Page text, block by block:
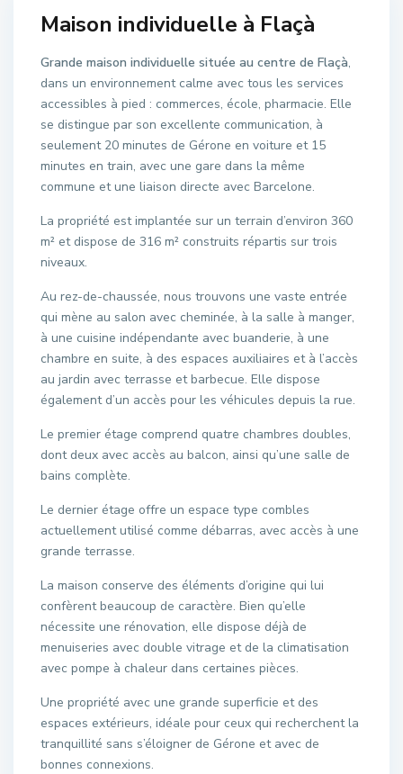
Maison individuelle à Flaçà
Grande maison individuelle située au centre de Flaçà,
dans un environnement calme avec tous les services
accessibles à pied : commerces, école, pharmacie. Elle
se distingue par son excellente communication, à
seulement 20 minutes de Gérone en voiture et 15
minutes en train, avec une gare dans la même
commune et une liaison directe avec Barcelone.
La propriété est implantée sur un terrain d’environ 360
m² et dispose de 316 m² construits répartis sur trois
niveaux.
Au rez-de-chaussée, nous trouvons une vaste entrée
qui mène au salon avec cheminée, à la salle à manger,
à une cuisine indépendante avec buanderie, à une
chambre en suite, à des espaces auxiliaires et à l’accès
au jardin avec terrasse et barbecue. Elle dispose
également d’un accès pour les véhicules depuis la rue.
Le premier étage comprend quatre chambres doubles,
dont deux avec accès au balcon, ainsi qu’une salle de
bains complète.
Le dernier étage offre un espace type combles
actuellement utilisé comme débarras, avec accès à une
grande terrasse.
La maison conserve des éléments d’origine qui lui
confèrent beaucoup de caractère. Bien qu’elle
nécessite une rénovation, elle dispose déjà de
menuiseries avec double vitrage et de la climatisation
avec pompe à chaleur dans certaines pièces.
Une propriété avec une grande superficie et des
espaces extérieurs, idéale pour ceux qui recherchent la
tranquillité sans s’éloigner de Gérone et avec de
bonnes connexions.